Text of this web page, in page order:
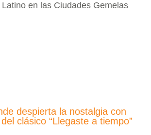
en las Ciudades Gemelas
despierta la nostalgia con
clásico “Llegaste a tiempo”